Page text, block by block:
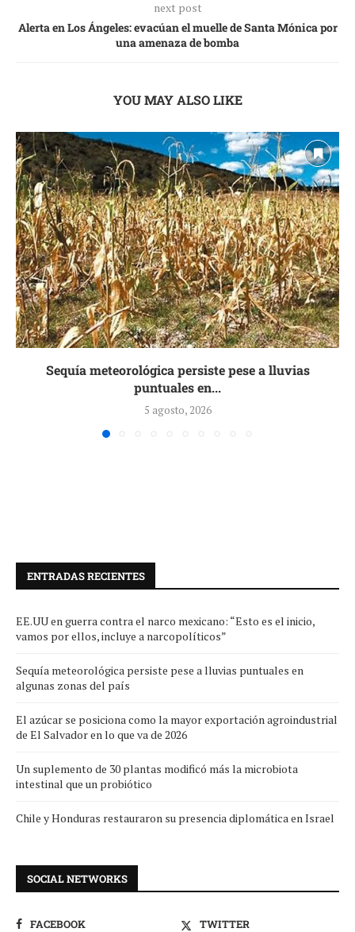
next post
Alerta en Los Ángeles: evacúan el muelle de Santa Mónica por
una amenaza de bomba
YOU MAY ALSO LIKE
Sequía meteorológica persiste pese a lluvias
puntuales en...
5 agosto, 2026
ENTRADAS RECIENTES
EE.UU en guerra contra el narco mexicano: “Esto es el inicio,
vamos por ellos, incluye a narcopolíticos”
Sequía meteorológica persiste pese a lluvias puntuales en
algunas zonas del país
El azúcar se posiciona como la mayor exportación agroindustrial
de El Salvador en lo que va de 2026
Un suplemento de 30 plantas modificó más la microbiota
intestinal que un probiótico
Chile y Honduras restauraron su presencia diplomática en Israel
SOCIAL NETWORKS
FACEBOOK
TWITTER